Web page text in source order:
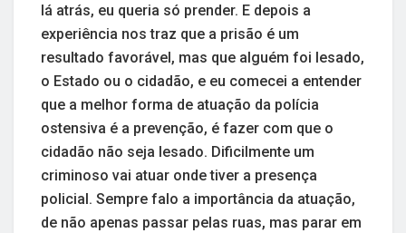
lá atrás, eu queria só prender. E depois a
experiência nos traz que a prisão é um
resultado favorável, mas que alguém foi lesado,
o Estado ou o cidadão, e eu comecei a entender
que a melhor forma de atuação da polícia
ostensiva é a prevenção, é fazer com que o
cidadão não seja lesado. Dificilmente um
criminoso vai atuar onde tiver a presença
policial. Sempre falo a importância da atuação,
de não apenas passar pelas ruas, mas parar em